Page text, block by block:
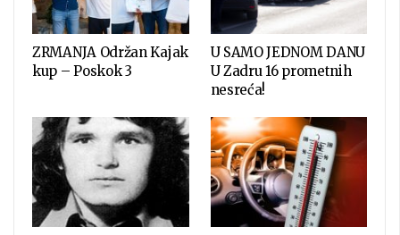
ZRMANJA Održan Kajak
kup – Poskok 3
U SAMO JEDNOM DANU
U Zadru 16 prometnih
nesreća!